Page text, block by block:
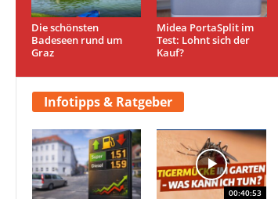
Die schönsten
Badeseen rund um
Graz
Midea PortaSplit im
Test: Lohnt sich der
Kauf?
Infotipps & Ratgeber
00:40:53